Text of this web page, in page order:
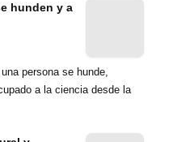
hunden y a
persona se hunde,
a la ciencia desde la